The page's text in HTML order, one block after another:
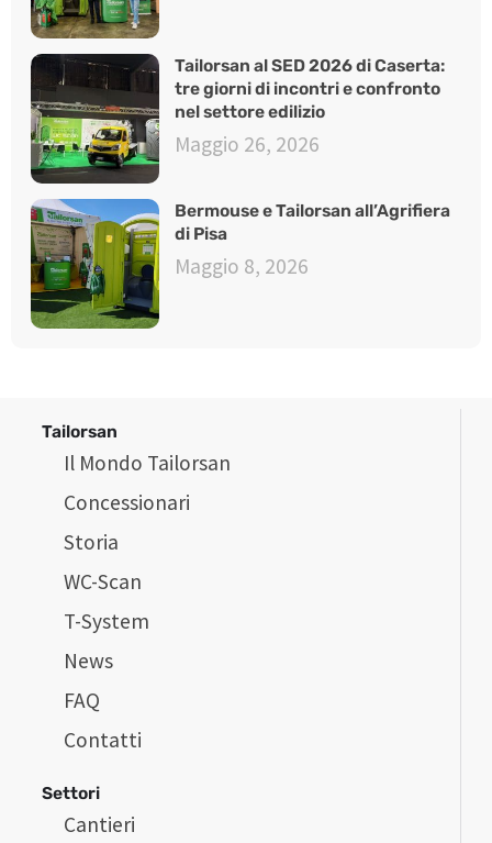
Tailorsan al SED 2026 di Caserta:
tre giorni di incontri e confronto
nel settore edilizio
Maggio 26, 2026
Bermouse e Tailorsan all’Agrifiera
di Pisa
Maggio 8, 2026
Tailorsan
Il Mondo Tailorsan
Concessionari
Storia
WC-Scan
T-System
News
FAQ
Contatti
Settori
Cantieri